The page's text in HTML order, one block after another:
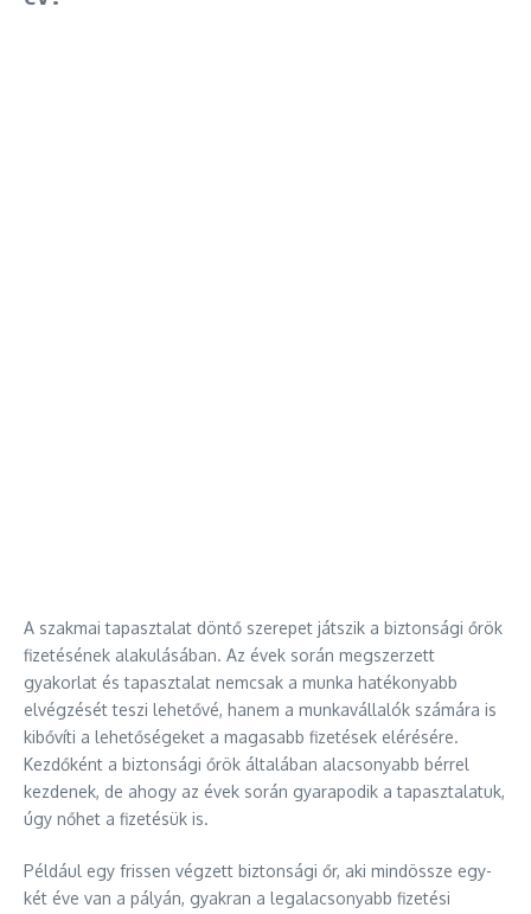
A szakmai tapasztalat döntő szerepet játszik a biztonsági őrök
fizetésének alakulásában. Az évek során megszerzett
gyakorlat és tapasztalat nemcsak a munka hatékonyabb
elvégzését teszi lehetővé, hanem a munkavállalók számára is
kibővíti a lehetőségeket a magasabb fizetések elérésére.
Kezdőként a biztonsági őrök általában alacsonyabb bérrel
kezdenek, de ahogy az évek során gyarapodik a tapasztalatuk,
úgy nőhet a fizetésük is.
Például egy frissen végzett biztonsági őr, aki mindössze egy-
két éve van a pályán, gyakran a legalacsonyabb fizetési